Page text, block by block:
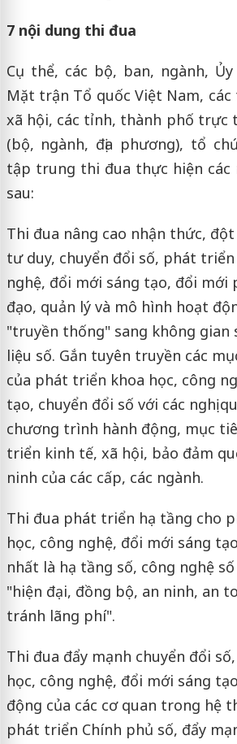
7 nội dung thi đua
Cụ thể, các bộ, ban, ngành,
Mặt trận Tổ quốc Việt Nam,
xã hội, các tỉnh, thành phố trực
(bộ, ngành, địa phương), tổ
tập trung thi đua thực hiện các
sau:
Thi đua nâng cao nhận thức,
tư duy, chuyển đổi số, phát
nghệ, đổi mới sáng tạo, đổi mới
đạo, quản lý và mô hình hoạt
"truyền thống" sang không gian
liệu số. Gắn tuyên truyền các
của phát triển khoa học, công
tạo, chuyển đổi số với các nghị
chương trình hành động, mục
triển kinh tế, xã hội, bảo đảm
ninh của các cấp, các ngành.
Thi đua phát triển hạ tầng cho
học, công nghệ, đổi mới sáng
nhất là hạ tầng số, công nghệ
"hiện đại, đồng bộ, an ninh, an
tránh lãng phí".
Thi đua đẩy mạnh chuyển đổi
học, công nghệ, đổi mới sáng
động của các cơ quan trong hệ
phát triển Chính phủ số, đẩy